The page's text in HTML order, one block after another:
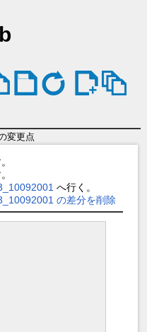
変更点
へ行く。
の差分を削除